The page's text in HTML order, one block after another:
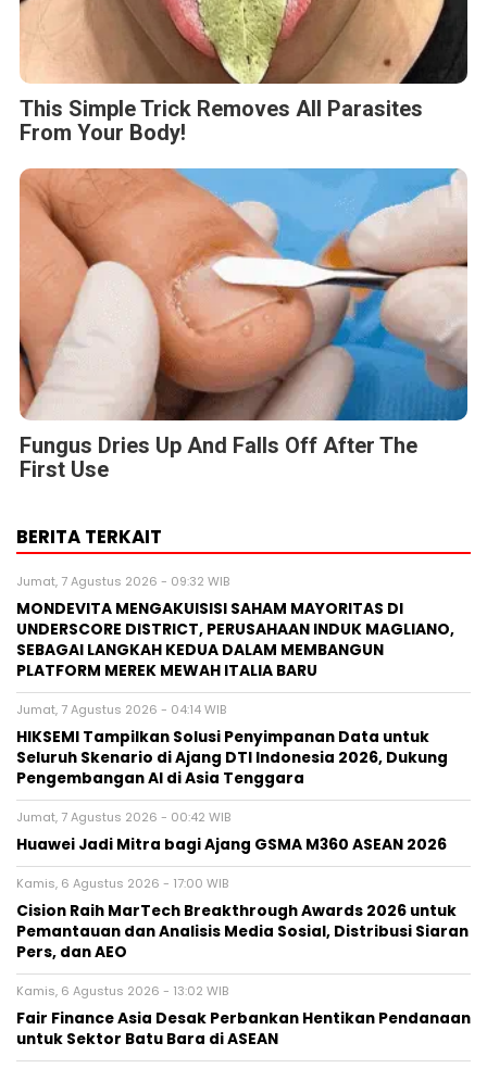
This Simple Trick Removes All Parasites
From Your Body!
Fungus Dries Up And Falls Off After The
First Use
BERITA TERKAIT
Jumat, 7 Agustus 2026 - 09:32 WIB
MONDEVITA MENGAKUISISI SAHAM MAYORITAS DI
UNDERSCORE DISTRICT, PERUSAHAAN INDUK MAGLIANO,
SEBAGAI LANGKAH KEDUA DALAM MEMBANGUN
PLATFORM MEREK MEWAH ITALIA BARU
Jumat, 7 Agustus 2026 - 04:14 WIB
HIKSEMI Tampilkan Solusi Penyimpanan Data untuk
Seluruh Skenario di Ajang DTI Indonesia 2026, Dukung
Pengembangan AI di Asia Tenggara
Jumat, 7 Agustus 2026 - 00:42 WIB
Huawei Jadi Mitra bagi Ajang GSMA M360 ASEAN 2026
Kamis, 6 Agustus 2026 - 17:00 WIB
Cision Raih MarTech Breakthrough Awards 2026 untuk
Pemantauan dan Analisis Media Sosial, Distribusi Siaran
Pers, dan AEO
Kamis, 6 Agustus 2026 - 13:02 WIB
Fair Finance Asia Desak Perbankan Hentikan Pendanaan
untuk Sektor Batu Bara di ASEAN